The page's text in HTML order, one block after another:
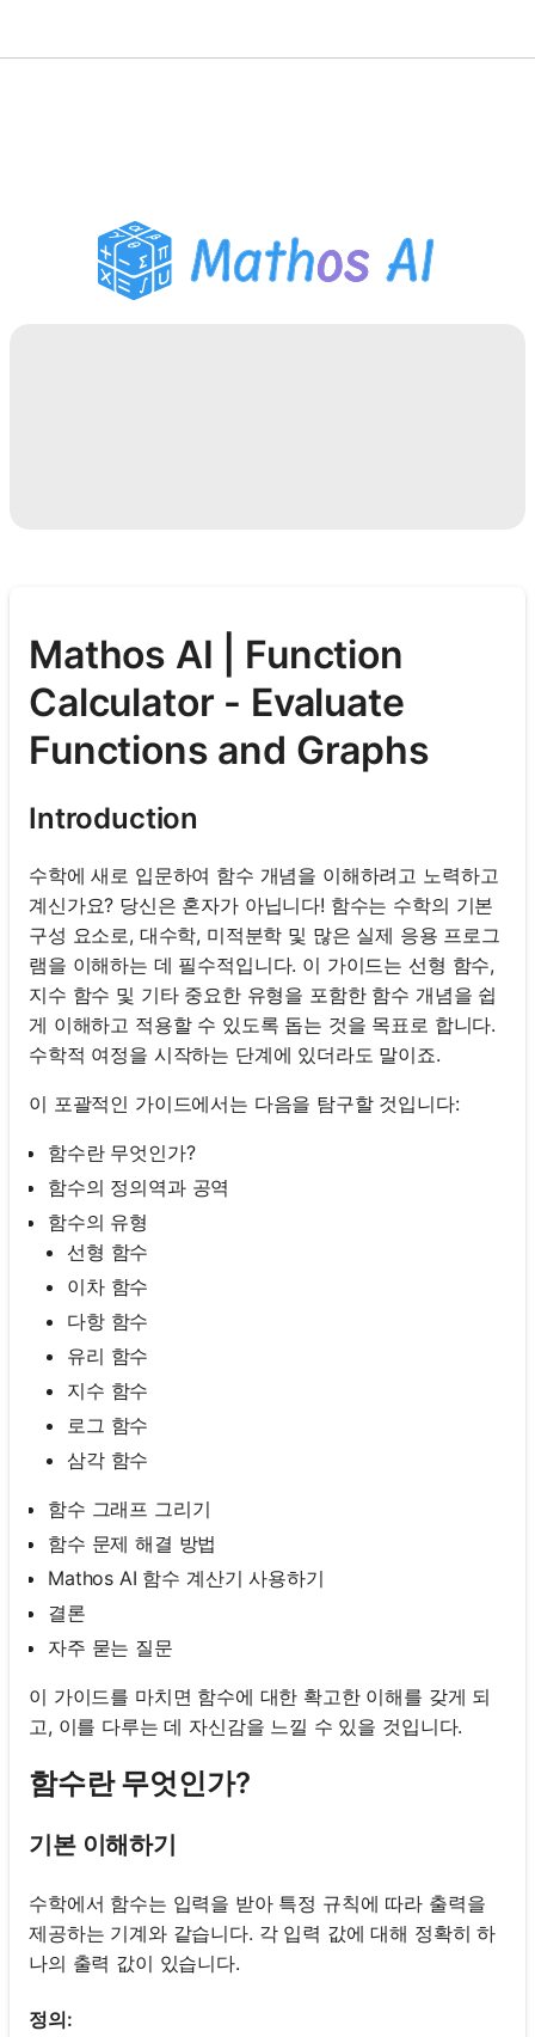
PDF 숙제 도우미
학습 도구
Mathos AI | Function
Calculator - Evaluate
Functions and Graphs
Introduction
수학에 새로 입문하여 함수 개념을 이해하려고 노력하고
계신가요? 당신은 혼자가 아닙니다! 함수는 수학의 기본
구성 요소로, 대수학, 미적분학 및 많은 실제 응용 프로그
램을 이해하는 데 필수적입니다. 이 가이드는 선형 함수,
지수 함수 및 기타 중요한 유형을 포함한 함수 개념을 쉽
게 이해하고 적용할 수 있도록 돕는 것을 목표로 합니다.
수학적 여정을 시작하는 단계에 있더라도 말이죠.
이 포괄적인 가이드에서는 다음을 탐구할 것입니다:
함수란 무엇인가?
함수의 정의역과 공역
함수의 유형
선형 함수
이차 함수
다항 함수
유리 함수
지수 함수
로그 함수
삼각 함수
함수 그래프 그리기
함수 문제 해결 방법
Mathos AI 함수 계산기 사용하기
결론
자주 묻는 질문
이 가이드를 마치면 함수에 대한 확고한 이해를 갖게 되
고, 이를 다루는 데 자신감을 느낄 수 있을 것입니다.
함수란 무엇인가?
기본 이해하기
수학에서 함수는 입력을 받아 특정 규칙에 따라 출력을
제공하는 기계와 같습니다. 각 입력 값에 대해 정확히 하
나의 출력 값이 있습니다.
정의: